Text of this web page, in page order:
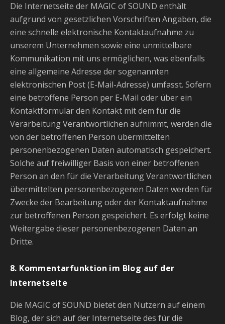
Die Internetseite der MAGIC of SOUND enthält
aufgrund von gesetzlichen Vorschriften Angaben, die
eine schnelle elektronische Kontaktaufnahme zu
unserem Unternehmen sowie eine unmittelbare
Kommunikation mit uns ermöglichen, was ebenfalls
eine allgemeine Adresse der sogenannten
elektronischen Post (E-Mail-Adresse) umfasst. Sofern
eine betroffene Person per E-Mail oder über ein
Kontaktformular den Kontakt mit dem für die
Verarbeitung Verantwortlichen aufnimmt, werden die
von der betroffenen Person übermittelten
personenbezogenen Daten automatisch gespeichert.
Solche auf freiwilliger Basis von einer betroffenen
Person an den für die Verarbeitung Verantwortlichen
übermittelten personenbezogenen Daten werden für
Zwecke der Bearbeitung oder der Kontaktaufnahme
zur betroffenen Person gespeichert. Es erfolgt keine
Weitergabe dieser personenbezogenen Daten an
Dritte.
8. Kommentarfunktion im Blog auf der
Internetseite
Die MAGIC of SOUND bietet den Nutzern auf einem
Blog, der sich auf der Internetseite des für die